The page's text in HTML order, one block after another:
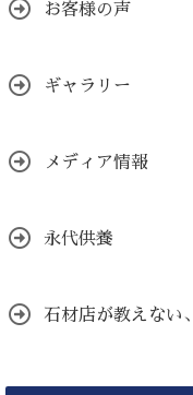
お客様の声
ギャラリー
メディア情報
永代供養
石材店が教えない